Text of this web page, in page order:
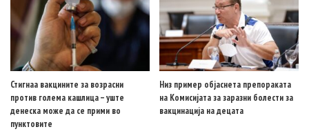
Стигнаа вакцините за возрасни
против голема кашлица – уште
денеска може да се прими во
пунктовите
Низ пример објаснета препораката
на Комисијата за заразни болести за
вакцинација на децата